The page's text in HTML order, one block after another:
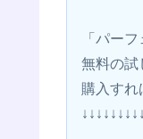
「パー
無料の試
購入すれ